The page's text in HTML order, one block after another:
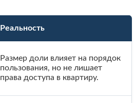
Реальность
Размер доли влияет на порядок
пользования, но не лишает
права доступа в квартиру.